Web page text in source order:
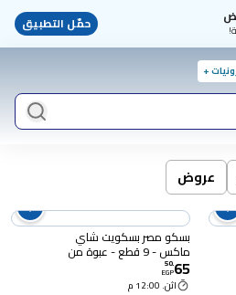
حمّل التطبيق
+
عروض
بسكو مصر بسكويت شاي
ماكس - 9 قطع - عبوة من
12
65
.
50
EGP
اثن. 12:00 م